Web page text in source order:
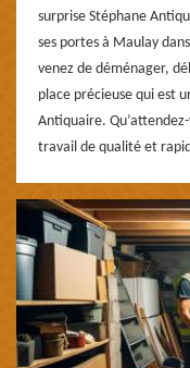
surprise Stéphane
ses portes à Maulay
venez de déménager,
place précieuse qui est
Antiquaire.
travail de qualité et